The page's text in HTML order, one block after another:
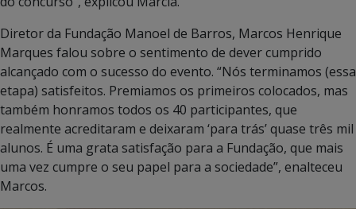
Diretor da Fundação Manoel de Barros, Marcos Henrique
Marques falou sobre o sentimento de dever cumprido
alcançado com o sucesso do evento. “Nós terminamos (essa
etapa) satisfeitos. Premiamos os primeiros colocados, mas
também honramos todos os 40 participantes, que
realmente acreditaram e deixaram ‘para trás’ quase três mil
alunos. É uma grata satisfação para a Fundação, que mais
uma vez cumpre o seu papel para a sociedade”, enalteceu
Marcos.